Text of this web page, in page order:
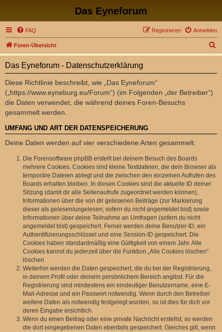
Das Eyneforum
FAQ Anmelden
Registrieren
Foren-Übersicht
u
Das Eyneforum - Datenschutzerklärung
Diese Richtlinie beschreibt, wie „Das Eyneforum“
(„https://www.eyneburg.eu/Forum“) (im Folgenden „der Betreiber“)
die Daten verwendet, die während deines Foren-Besuchs
gesammelt werden.
UMFANG UND ART DER DATENSPEICHERUNG
Deine Daten werden auf vier verschiedene Arten gesammelt:
Die Forensoftware phpBB erstellt bei deinem Besuch des Boards
mehrere Cookies. Cookies sind kleine Textdateien, die dein Browser als
temporäre Dateien ablegt und die zwischen den einzelnen Aufrufen des
Boards erhalten bleiben. In diesen Cookies sind die aktuelle ID deiner
Sitzung (damit dir alle Seitenaufrufe zugeordnet werden können),
Informationen über die von dir gelesenen Beiträge (zur Markierung
dieser als gelesen/ungelesen; sofern du nicht angemeldet bist) sowie
Informationen über deine Teilnahme an Umfragen (sofern du nicht
angemeldet bist) gespeichert. Ferner werden deine Benutzer-ID, ein
Authentifizierungsschlüssel und eine Session-ID gespeichert. Die
Cookies haben standardmäßig eine Gültigkeit von einem Jahr. Alle
Cookies kannst du jederzeit über die Funktion „Alle Cookies löschen“
löschen.
Weiterhin werden die Daten gespeichert, die du bei der Registrierung,
in deinem Profil oder deinem persönlichem Bereich angibst. Für die
Registrierung sind mindestens ein eindeutiger Benutzername, eine E-
Mail-Adresse und ein Passwort notwendig. Wenn durch den Betreiber
weitere Daten als notwendig festgelegt wurden, so ist dies für dich vor
deren Eingabe ersichtlich.
Wenn du einen Beitrag oder eine private Nachricht erstellst, so werden
die dort eingegebenen Daten ebenfalls gespeichert. Gleiches gilt, wenn